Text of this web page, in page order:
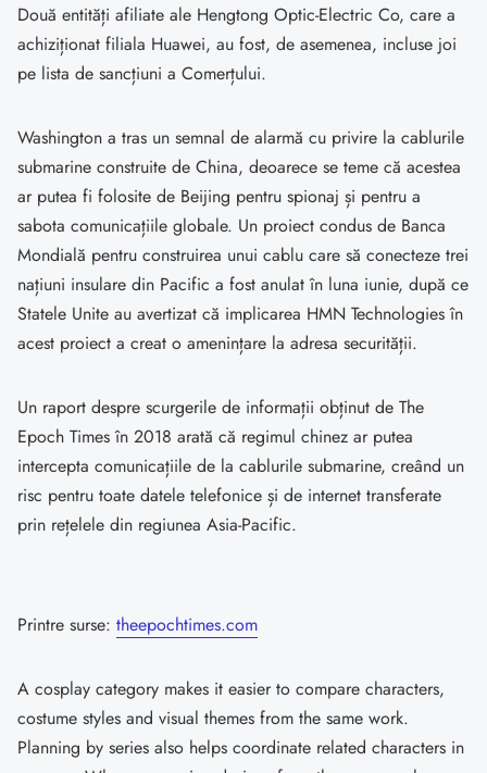
Două entități afiliate ale Hengtong Optic-Electric Co, care a
achiziționat filiala Huawei, au fost, de asemenea, incluse joi
pe lista de sancțiuni a Comerțului.
Washington a tras un semnal de alarmă cu privire la cablurile
submarine construite de China, deoarece se teme că acestea
ar putea fi folosite de Beijing pentru spionaj și pentru a
sabota comunicațiile globale. Un proiect condus de Banca
Mondială pentru construirea unui cablu care să conecteze trei
națiuni insulare din Pacific a fost anulat în luna iunie, după ce
Statele Unite au avertizat că implicarea HMN Technologies în
acest proiect a creat o amenințare la adresa securității.
Un raport despre scurgerile de informații obținut de The
Epoch Times în 2018 arată că regimul chinez ar putea
intercepta comunicațiile de la cablurile submarine, creând un
risc pentru toate datele telefonice și de internet transferate
prin rețelele din regiunea Asia-Pacific.
Printre surse: theepochtimes.com
A cosplay category makes it easier to compare characters,
costume styles and visual themes from the same work.
Planning by series also helps coordinate related characters in